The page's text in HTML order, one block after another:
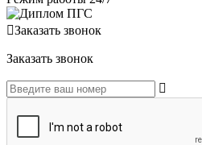
Заказать звонок
Заказать звонок